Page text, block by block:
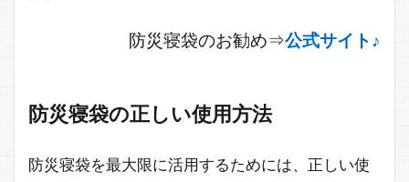
防災寝袋のお勧め⇒公式サイト♪
防災寝袋の正しい使用方法
防災寝袋を最大限に活用するためには、正しい使